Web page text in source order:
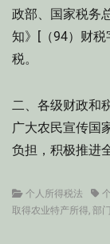
政部、国家税务
知》[（94）财
税。
二、各级财政和
广大农民宣传国
负担，积极推进
Categories
个人所得税法 Tags
取得农业特产所得, 部